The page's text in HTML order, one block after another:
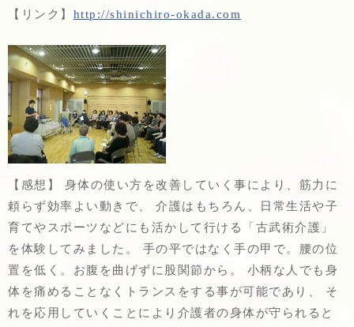
【リンク】 http://shinichiro-okada.com
【感想】 身体の使い方を改善していく事により、筋力に
頼らず効率よい動きで、 介護はもちろん、日常生活や子
育てやスポーツなどにも活かして行ける「古武術介護」
を体験してみました。 手の平ではなく手の甲で。腰の位
置を低く。お腹を曲げずに股関節から。 小柄な人でも身
体を痛めることなくトランスをする事が可能であり、 そ
れを応用していくことにより介護者の身体が守られると